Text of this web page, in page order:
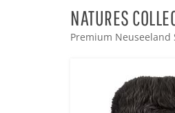
NATURES
Premium Neuseeland